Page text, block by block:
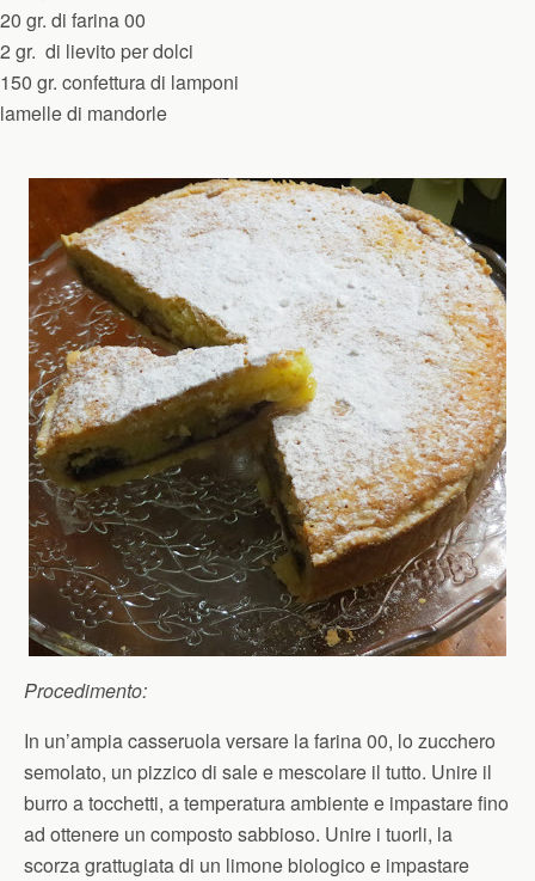
20 gr. di farina 00
2 gr. di lievito per dolci
150 gr. confettura di lamponi
lamelle di mandorle
Procedimento:
In un’ampia casseruola versare la farina 00, lo zucchero
semolato, un pizzico di sale e mescolare il tutto. Unire il
burro a tocchetti, a temperatura ambiente e impastare fino
ad ottenere un composto sabbioso. Unire i tuorli, la
scorza grattugiata di un limone biologico e impastare